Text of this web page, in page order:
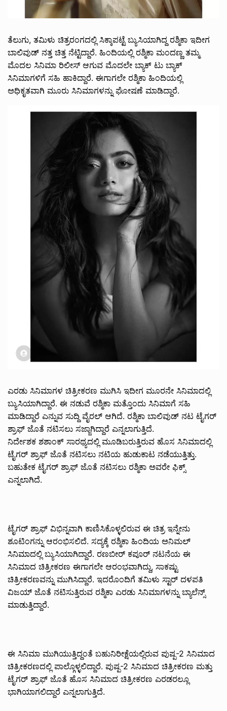
ತೆಲುಗು, ತಮಿಳು ಚಿತ್ರರಂಗದಲ್ಲಿ ಸಿಕ್ಕಾಪಟ್ಟೆ ಬ್ಯುಸಿಯಾಗಿದ್ದ ರಶ್ಮಿಕಾ ಇದೀಗ
ಬಾಲಿವುಡ್‌ ನತ್ತ ಚಿತ್ತ ನೆಟ್ಟಿದ್ದಾರೆ. ಹಿಂದಿಯಲ್ಲಿ ರಶ್ಮಿಕಾ ಮಂದಣ್ಣ ತಮ್ಮ
ಮೊದಲ ಸಿನಿಮಾ ರಿಲೀಸ್ ಆಗುವ ಮೊದಲೇ ಬ್ಯಾಕ್ ಟು ಬ್ಯಾಕ್
ಸಿನಿಮಾಗಳಿಗೆ ಸಹಿ ಹಾಕಿದ್ದಾರೆ. ಈಗಾಗಲೇ ರಶ್ಮಿಕಾ ಹಿಂದಿಯಲ್ಲಿ
ಅಧಿಕೃತವಾಗಿ ಮೂರು ಸಿನಿಮಾಗಳನ್ನು ಘೋಷಣೆ ಮಾಡಿದ್ದಾರೆ.
ಎರಡು ಸಿನಿಮಾಗಳ ಚಿತ್ರೀಕರಣ ಮುಗಿಸಿ ಇದೀಗ ಮೂರನೇ ಸಿನಿಮಾದಲ್ಲಿ
ಬ್ಯುಸಿಯಾಗಿದ್ದಾರೆ. ಈ ನಡುವೆ ರಶ್ಮಿಕಾ ಮತ್ತೊಂದು ಸಿನಿಮಾಗೆ ಸಹಿ
ಮಾಡಿದ್ದಾರೆ ಎನ್ನುವ ಸುದ್ದಿ ವೈರಲ್ ಆಗಿದೆ. ರಶ್ಮಿಕಾ ಬಾಲಿವುಡ್ ನಟ ಟೈಗರ್
ಶ್ರಾಫ್ ಜೊತೆ ನಟಿಸಲು ಸಜ್ಜಾಗಿದ್ದಾರೆ ಎನ್ನಲಾಗುತ್ತಿದೆ.
ನಿರ್ದೇಶಕ ಶಶಾಂಕ್ ಸಾರಥ್ಯದಲ್ಲಿ ಮೂಡಿಬರುತ್ತಿರುವ ಹೊಸ ಸಿನಿಮಾದಲ್ಲಿ
ಟೈಗರ್ ಶ್ರಾಫ್‌ ಜೊತೆ ನಟಿಸಲು ನಟಿಯ ಹುಡುಕಾಟ ನಡೆಯುತ್ತಿತ್ತು.
ಬಹುತೇಕ ಟೈಗರ್ ಶ್ರಾಫ್ ಜೊತೆ ನಟಿಸಲು ರಶ್ಮಿಕಾ ಅವರೇ ಫಿಕ್ಸ್
ಎನ್ನಲಾಗಿದೆ.
ಟೈಗರ್ ಶ್ರಾಫ್ ವಿಭಿನ್ನವಾಗಿ ಕಾಣಿಸಿಕೊಳ್ಳಲಿರುವ ಈ ಚಿತ್ರ ಇನ್ನೇನು
ಶೂಟಿಂಗನ್ನು ಆರಂಭಿಸಲಿದೆ. ಸದ್ಯಕ್ಕೆ ರಶ್ಮಿಕಾ ಹಿಂದಿಯ ಅನಿಮಲ್
ಸಿನಿಮಾದಲ್ಲಿ ಬ್ಯುಸಿಯಾಗಿದ್ದಾರೆ. ರಣಬೀರ್ ಕಪೂರ್ ನಟನೆಯ ಈ
ಸಿನಿಮಾದ ಚಿತ್ರೀಕರಣ ಈಗಾಗಲೇ ಆರಂಭವಾಗಿದ್ದು, ಸಾಕಷ್ಟು
ಚಿತ್ರೀಕರಣವನ್ನು ಮುಗಿಸಿದ್ದಾರೆ. ಇದರೊಂದಿಗೆ ತಮಿಳು ಸ್ಟಾರ್ ದಳಪತಿ
ವಿಜಯ್ ಜೊತೆ ನಟಿಸುತ್ತಿರುವ ರಶ್ಮಿಕಾ ಎರಡು ಸಿನಿಮಾಗಳನ್ನು ಬ್ಯಾಲೆನ್ಸ್
ಮಾಡುತ್ತಿದ್ದಾರೆ.
ಈ ಸಿನಿಮಾ ಮುಗಿಯುತ್ತಿದ್ದಂತೆ ಬಹುನಿರೀಕ್ಷೆಯಲ್ಲಿರುವ ಪುಷ್ಪ-2 ಸಿನಿಮಾದ
ಚಿತ್ರೀಕರಣದಲ್ಲಿ ಪಾಲ್ಗೊಳ್ಳಲಿದ್ದಾರೆ. ಪುಷ್ಪ-2 ಸಿನಿಮಾದ ಚಿತ್ರೀಕರಣ ಮತ್ತು
ಟೈಗರ್ ಶ್ರಾಫ್ ಜೊತೆ ಹೊಸ ಸಿನಿಮಾದ ಚಿತ್ರೀಕರಣ ಎರಡರಲ್ಲೂ
ಭಾಗಿಯಾಗಲಿದ್ದಾರೆ ಎನ್ನಲಾಗುತ್ತಿದೆ.